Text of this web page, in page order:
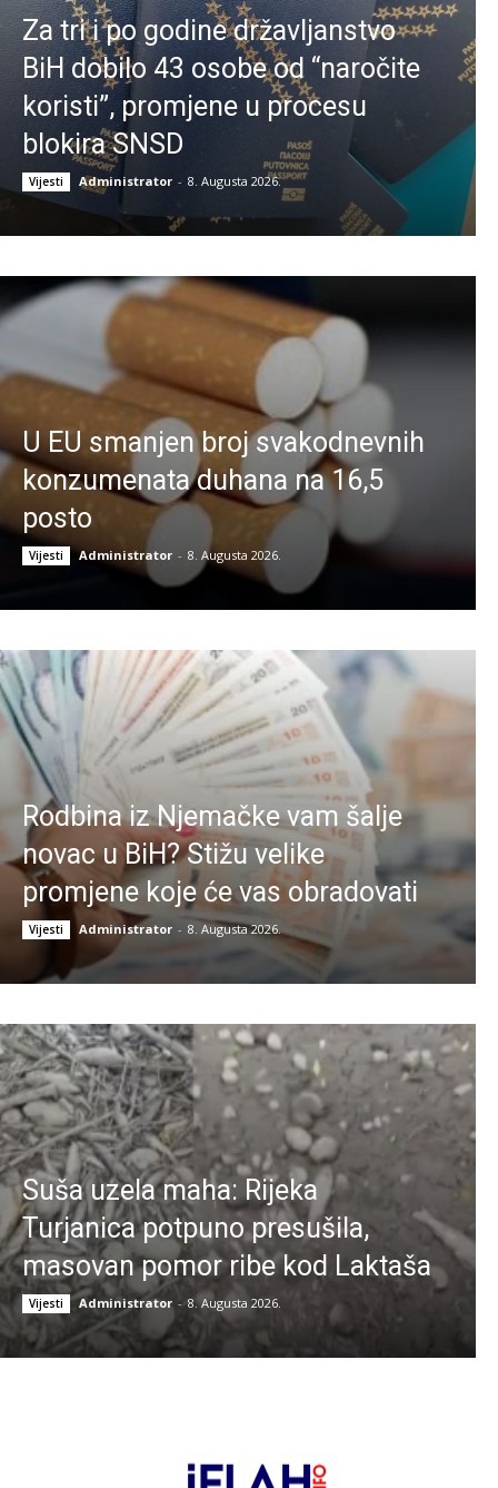
Za tri i po godine državljanstvo
BiH dobilo 43 osobe od “naročite
koristi”, promjene u procesu
blokira SNSD
Vijesti Administrator - 8. Augusta 2026.
U EU smanjen broj svakodnevnih
konzumenata duhana na 16,5
posto
Vijesti Administrator - 8. Augusta 2026.
Rodbina iz Njemačke vam šalje
novac u BiH? Stižu velike
promjene koje će vas obradovati
Vijesti Administrator - 8. Augusta 2026.
Suša uzela maha: Rijeka
Turjanica potpuno presušila,
masovan pomor ribe kod Laktaša
Vijesti Administrator - 8. Augusta 2026.